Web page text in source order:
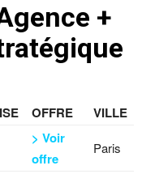
+
OFFRE VILLE
> Voir
offre
Paris